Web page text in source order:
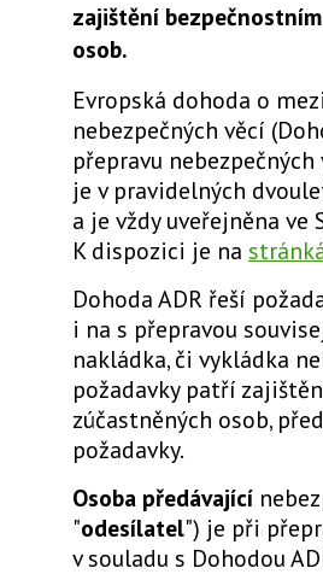
zajištění
osob.
Evropská dohoda o
nebezpečných věcí
přepravu
je v pravidelných
a je vždy uveřejněna ve
K dispozici je na
Dohoda ADR řeší
i na s přepravou
nakládka, či vykládka
požadavky patří
zúčastněných osob,
požadavky.
Osoba předávající
"odesílatel") je při
v souladu s Dohodou